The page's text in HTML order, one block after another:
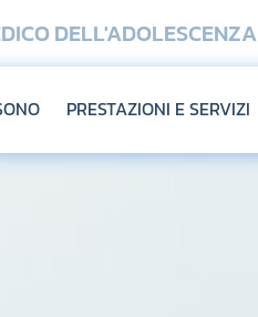
DELL'ADOLESCENZA
PRESTAZIONI E SERVIZI